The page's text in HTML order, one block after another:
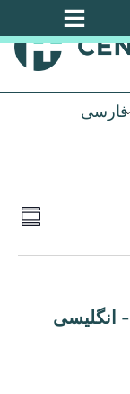
فارسی
خلاصه
انگلیسی